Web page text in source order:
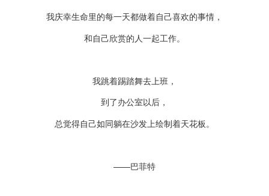
我庆幸生命里的每一天都做着自己喜欢的事情，
和自己欣赏的人一起工作。
我跳着踢踏舞去上班，
到了办公室以后，
总觉得自己如同躺在沙发上绘制着天花板。
——巴菲特